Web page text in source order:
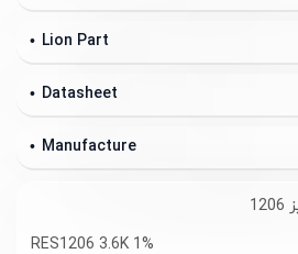
Lion Part
Datasheet
Manufacture
RES1206 3.6K 1%